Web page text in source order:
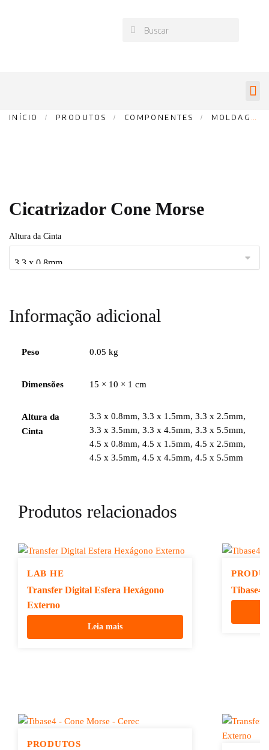
INÍCIO / PRODUTOS / COMPONENTES / MOLDAGEM
Cicatrizador Cone Morse
Altura da Cinta
Informação adicional
Peso 0.05 kg
Dimensões 15 × 10 × 1 cm
Altura da
Cinta
3.3 x 0.8mm, 3.3 x 1.5mm, 3.3 x 2.5mm,
3.3 x 3.5mm, 3.3 x 4.5mm, 3.3 x 5.5mm,
4.5 x 0.8mm, 4.5 x 1.5mm, 4.5 x 2.5mm,
4.5 x 3.5mm, 4.5 x 4.5mm, 4.5 x 5.5mm
Produtos relacionados
LAB HE
Transfer Digital Esfera Hexágono
Externo
Leia mais
Tibase4
PRODUTOS